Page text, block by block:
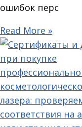
ошибок перс
Read More »